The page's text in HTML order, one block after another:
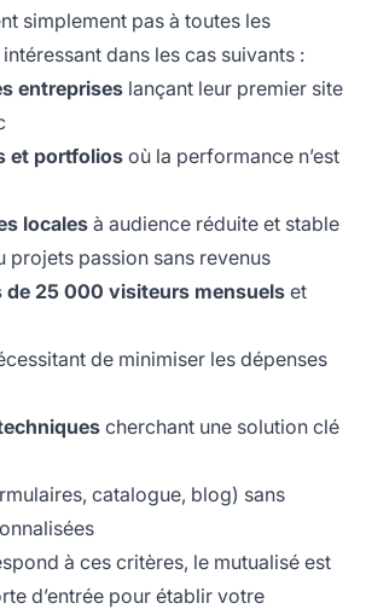
simplement pas à toutes les
dans les cas suivants :
entreprises lançant leur premier site
et portfolios où la performance n’est
locales à audience réduite et stable
projets passion sans revenus
de 25 000 visiteurs mensuels et
de minimiser les dépenses
cherchant une solution clé
catalogue, blog) sans
à ces critères, le mutualisé est
d’entrée pour établir votre